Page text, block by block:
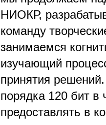
НИОКР,
команду
занимаемся
изучающий
принятия
порядка 120 бит
предоставлять в